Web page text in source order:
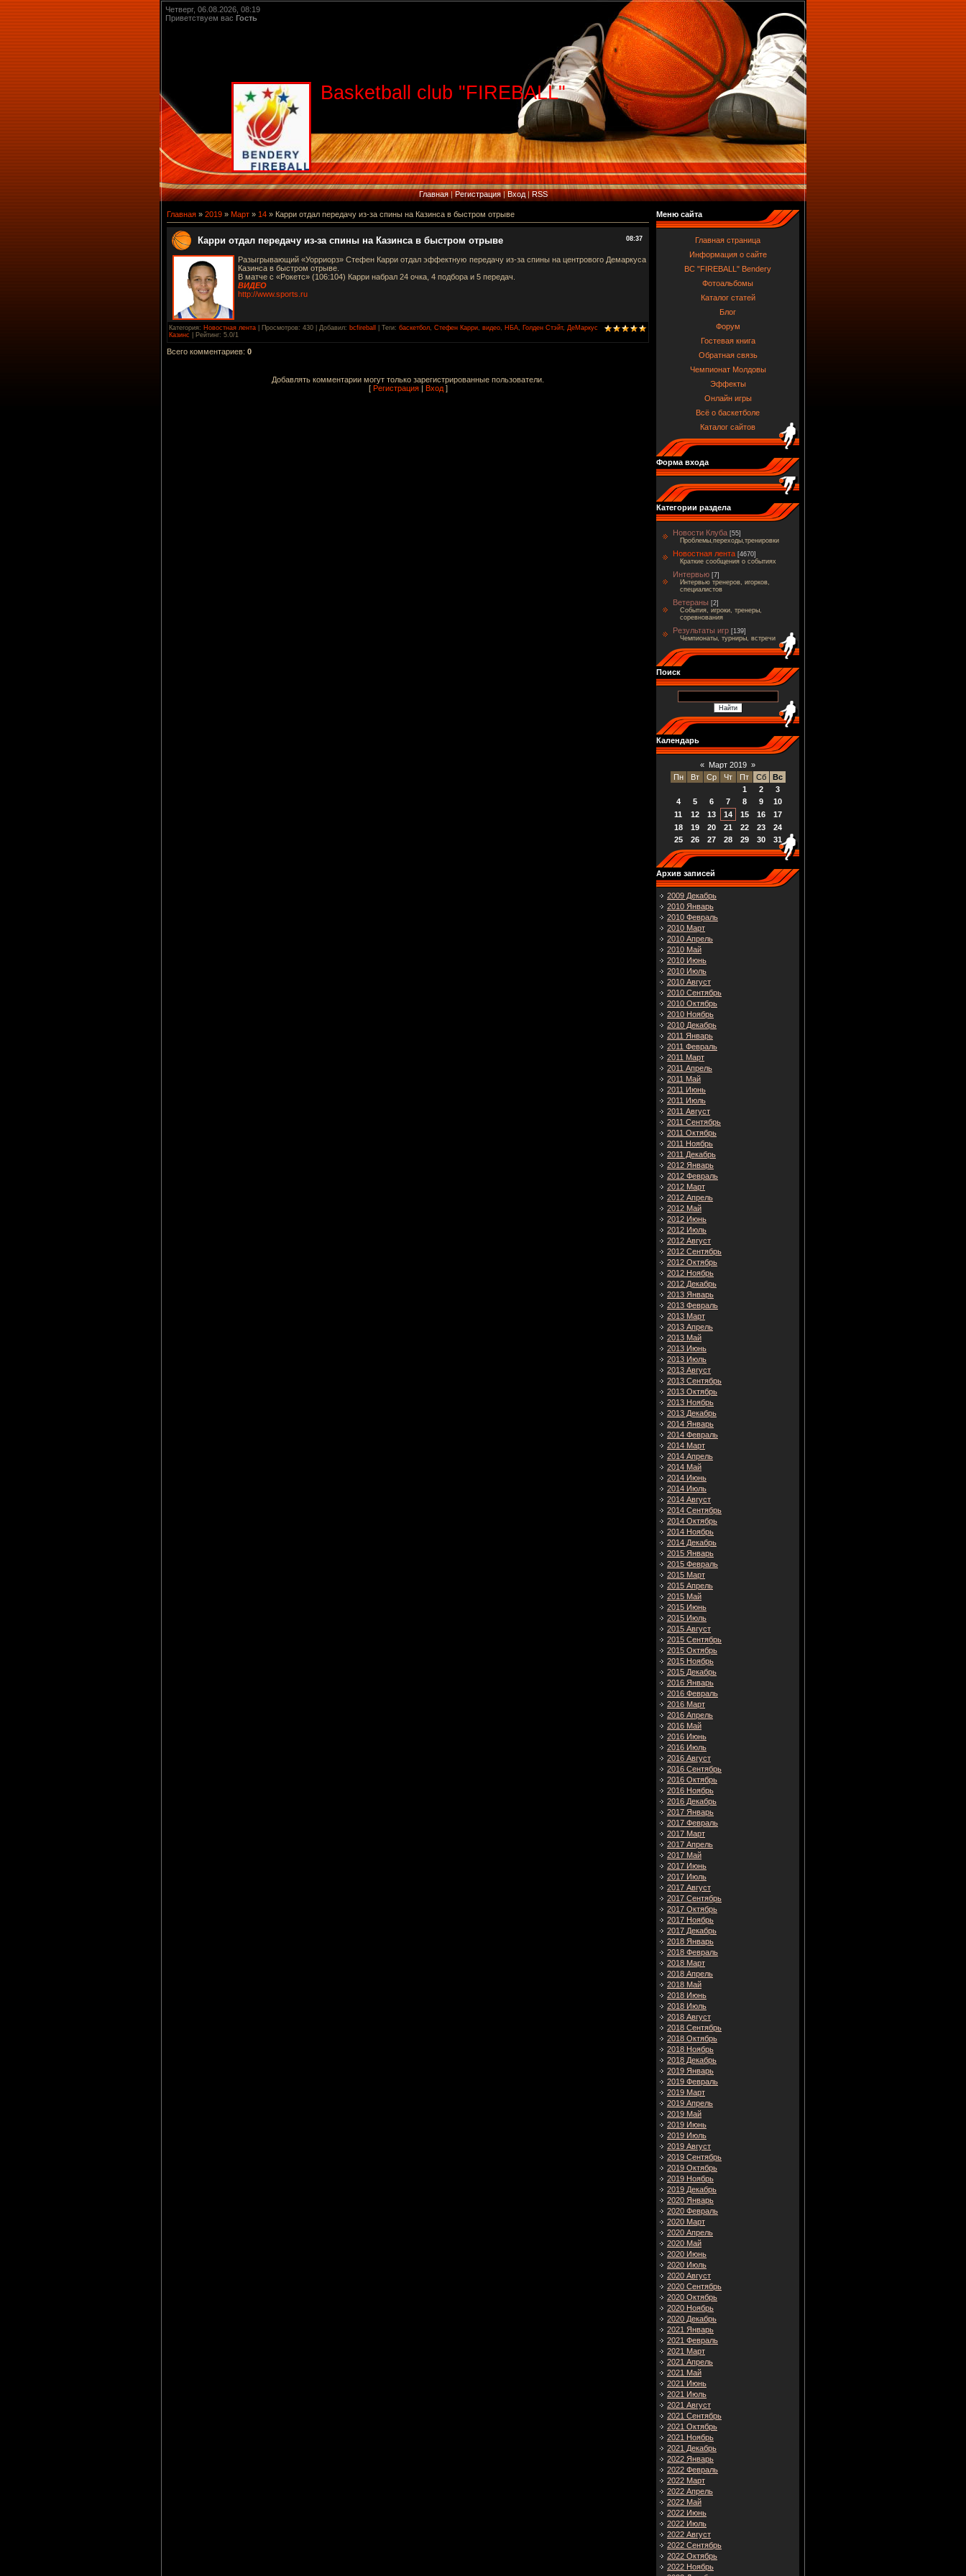
Четверг, 06.08.2026, 08:19
Приветствуем вас Гость
Basketball club "FIREBALL"
Главная|Регистрация|Вход|RSS
Главная » 2019 » Март » 14 » Карри отдал передачу из-за спины на Казинса в быстром отрыве
08:37
Карри отдал передачу из-за спины на Казинса в быстром отрыве
Разыгрывающий «Уорриорз» Стефен Карри отдал эффектную передачу из-за спины на центрового Демаркуса
Казинса в быстром отрыве.
В матче с «Рокетс» (106:104) Карри набрал 24 очка, 4 подбора и 5 передач.
ВИДЕО
http://www.sports.ru
Категория: Новостная лента Просмотров: 430 | Добавил: bcfireball Теги: баскетбол Стефен Карри видео НБА Голден Стэйт, ДеМаркус
Казинс
Рейтинг: 5.0/1
Всего комментариев: 0
Добавлять комментарии могут только зарегистрированные пользователи.
[ Регистрация| Вход]
Меню сайта
Главная страница
Информация о сайте
BC "FIREBALL" Bendery
Фотоальбомы
Каталог статей
Блог
Форум
Гостевая книга
Обратная связь
Чемпионат Молдовы
Эффекты
Онлайн игры
Всё о баскетболе
Каталог сайтов
Форма входа
Категории раздела
Новости Клуба [55]
Проблемы,переходы,тренировки
Новостная лента [4670]
Краткие сообщения о событиях
Интервью [7]
Интервью тренеров, игорков,
специалистов
Ветераны [2]
События, игроки, тренеры,
соревнования
Результаты игр [139]
Чемпионаты, турниры, встречи
Поиск
Календарь
« Март 2019 »
Пн
Вт Ср Чт Пт Сб
Вс
1
2
3
4
5 6 7 8 9
10
11
12 13 14 15 16
17
18
19 20 21 22 23
24
25
26 27 28 29 30 31
Архив записей
2009 Декабрь
2010 Январь
2010 Февраль
2010 Март
2010 Апрель
2010 Май
2010 Июнь
2010 Июль
2010 Август
2010 Сентябрь
2010 Октябрь
2010 Ноябрь
2010 Декабрь
2011 Январь
2011 Февраль
2011 Март
2011 Апрель
2011 Май
2011 Июнь
2011 Июль
2011 Август
2011 Сентябрь
2011 Октябрь
2011 Ноябрь
2011 Декабрь
2012 Январь
2012 Февраль
2012 Март
2012 Апрель
2012 Май
2012 Июнь
2012 Июль
2012 Август
2012 Сентябрь
2012 Октябрь
2012 Ноябрь
2012 Декабрь
2013 Январь
2013 Февраль
2013 Март
2013 Апрель
2013 Май
2013 Июнь
2013 Июль
2013 Август
2013 Сентябрь
2013 Октябрь
2013 Ноябрь
2013 Декабрь
2014 Январь
2014 Февраль
2014 Март
2014 Апрель
2014 Май
2014 Июнь
2014 Июль
2014 Август
2014 Сентябрь
2014 Октябрь
2014 Ноябрь
2014 Декабрь
2015 Январь
2015 Февраль
2015 Март
2015 Апрель
2015 Май
2015 Июнь
2015 Июль
2015 Август
2015 Сентябрь
2015 Октябрь
2015 Ноябрь
2015 Декабрь
2016 Январь
2016 Февраль
2016 Март
2016 Апрель
2016 Май
2016 Июнь
2016 Июль
2016 Август
2016 Сентябрь
2016 Октябрь
2016 Ноябрь
2016 Декабрь
2017 Январь
2017 Февраль
2017 Март
2017 Апрель
2017 Май
2017 Июнь
2017 Июль
2017 Август
2017 Сентябрь
2017 Октябрь
2017 Ноябрь
2017 Декабрь
2018 Январь
2018 Февраль
2018 Март
2018 Апрель
2018 Май
2018 Июнь
2018 Июль
2018 Август
2018 Сентябрь
2018 Октябрь
2018 Ноябрь
2018 Декабрь
2019 Январь
2019 Февраль
2019 Март
2019 Апрель
2019 Май
2019 Июнь
2019 Июль
2019 Август
2019 Сентябрь
2019 Октябрь
2019 Ноябрь
2019 Декабрь
2020 Январь
2020 Февраль
2020 Март
2020 Апрель
2020 Май
2020 Июнь
2020 Июль
2020 Август
2020 Сентябрь
2020 Октябрь
2020 Ноябрь
2020 Декабрь
2021 Январь
2021 Февраль
2021 Март
2021 Апрель
2021 Май
2021 Июнь
2021 Июль
2021 Август
2021 Сентябрь
2021 Октябрь
2021 Ноябрь
2021 Декабрь
2022 Январь
2022 Февраль
2022 Март
2022 Апрель
2022 Май
2022 Июнь
2022 Июль
2022 Август
2022 Сентябрь
2022 Октябрь
2022 Ноябрь